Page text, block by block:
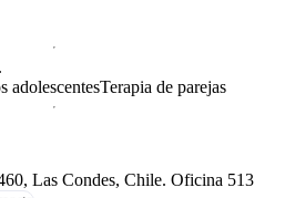
adolescentesTerapia de parejas
Las Condes, Chile. Oficina 513